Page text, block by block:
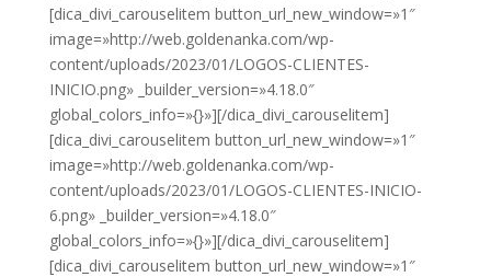
[dica_divi_carouselitem button_url_new_window=»1″
image=»http://web.goldenanka.com/wp-
content/uploads/2023/01/LOGOS-CLIENTES-
INICIO.png» _builder_version=»4.18.0″
global_colors_info=»{}»][/dica_divi_carouselitem]
[dica_divi_carouselitem button_url_new_window=»1″
image=»http://web.goldenanka.com/wp-
content/uploads/2023/01/LOGOS-CLIENTES-INICIO-
6.png» _builder_version=»4.18.0″
global_colors_info=»{}»][/dica_divi_carouselitem]
[dica_divi_carouselitem button_url_new_window=»1″